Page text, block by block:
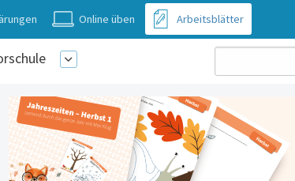
Online üben Arbeitsblätter